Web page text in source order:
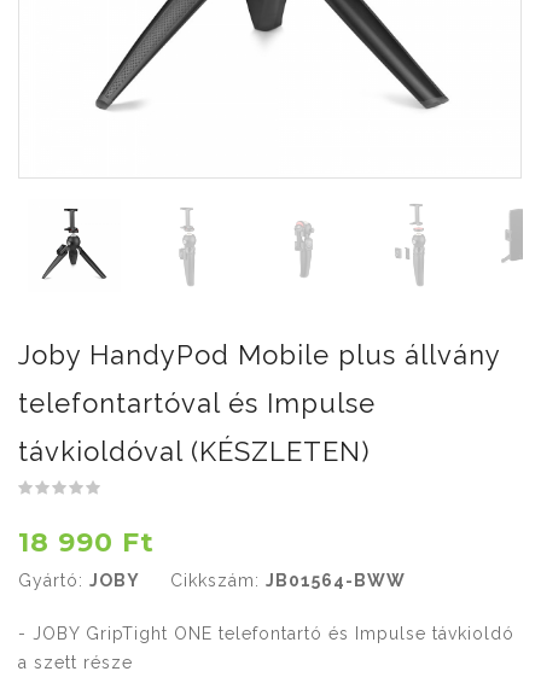
Joby HandyPod Mobile plus állvány
telefontartóval és Impulse
távkioldóval (KÉSZLETEN)
18 990 Ft
Gyártó: JOBY Cikkszám: JB01564-BWW
- JOBY GripTight ONE telefontartó és Impulse távkioldó
a szett része